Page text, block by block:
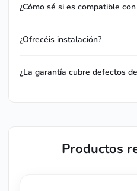
¿Cómo sé si es compatible
¿Ofrecéis instalación?
¿La garantía cubre defectos
Productos